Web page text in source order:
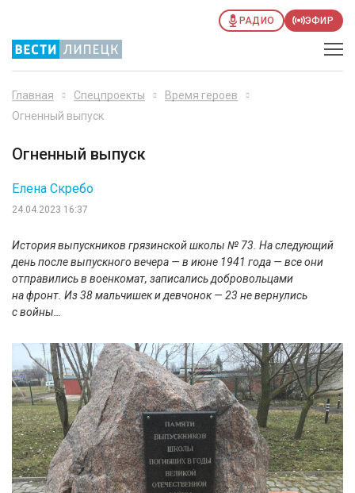
РАДИО ЭФИР
Главная Спецпроекты
Время героев
Огненный выпуск
Огненный выпуск
24.04.2023 16:37
Елена Скребо
История выпускников грязинской школы № 73. На следующий
день после выпускного вечера — в июне 1941 года — все они
отправились в военкомат, записались добровольцами
на фронт. Из 38 мальчишек и девчонок — 23 не вернулись
с войны…